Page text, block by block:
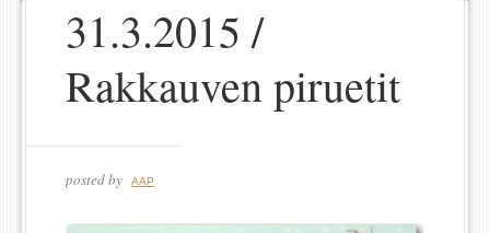
31.3.2015 /
Rakkauven piruetit
posted by AAP